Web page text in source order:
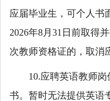
应届毕业生，可个人书
2026年8月31日前取得
次教师资格证的，取消
10.应聘英语教师
书。暂时无法提供英语